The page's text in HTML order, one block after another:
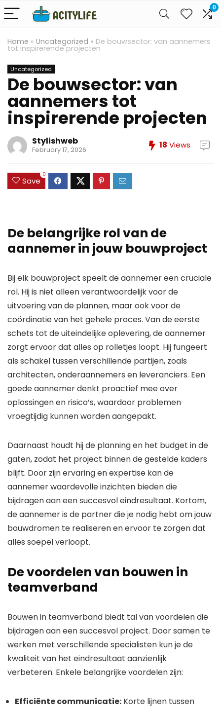
0
Home » Uncategorized » De bouwsector: van aannemers
tot inspirerende projecten
Uncategorized
De bouwsector: van
aannemers tot
inspirerende projecten
Stylishweb
February 17, 2026 18 Views
Save
0
De belangrijke rol van de
aannemer in jouw bouwproject
Bij elk bouwproject speelt de aannemer een cruciale
rol. Hij is niet alleen verantwoordelijk voor de
uitvoering van de plannen, maar ook voor de
coördinatie van het gehele proces. Van de eerste
schets tot de uiteindelijke oplevering, de aannemer
zorgt ervoor dat alles op rolletjes loopt. Hij fungeert
als schakel tussen verschillende partijen, zoals
architecten, onderaannemers en leveranciers. Een
goede aannemer denkt proactief mee over
oplossingen en risico’s, waardoor problemen
vroegtijdig kunnen worden aangepakt.
Daarnaast houdt hij de planning en het budget in de
gaten, zodat het project binnen de gestelde kaders
blijft. Door zijn ervaring en expertise kan de
aannemer waardevolle inzichten bieden die
bijdragen aan een succesvol eindresultaat. Kortom,
de aannemer is de partner die je nodig hebt om jouw
bouwdromen te realiseren en ervoor te zorgen dat
alles soepel verloopt.
De voordelen van bouwen in
teamverband
Bouwen in teamverband biedt tal van voordelen die
bijdragen aan een succesvol project. Door samen te
werken met verschillende specialisten kun je de
kwaliteit van het eindresultaat aanzienlijk
verbeteren. Enkele belangrijke voordelen zijn:
Efficiënte communicatie: Korte lijnen tussen